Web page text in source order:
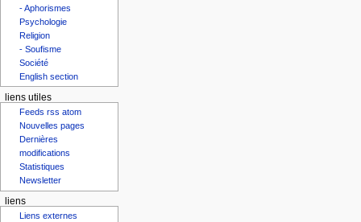
- Aphorismes
Psychologie
Religion
- Soufisme
Société
English section
liens utiles
Feeds rss atom
Nouvelles pages
Dernières
modifications
Statistiques
Newsletter
liens
Liens externes